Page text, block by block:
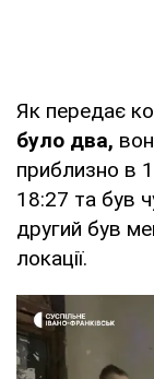
Як передає
було два,
приблизно в
18:27 та був
другий був
локації.